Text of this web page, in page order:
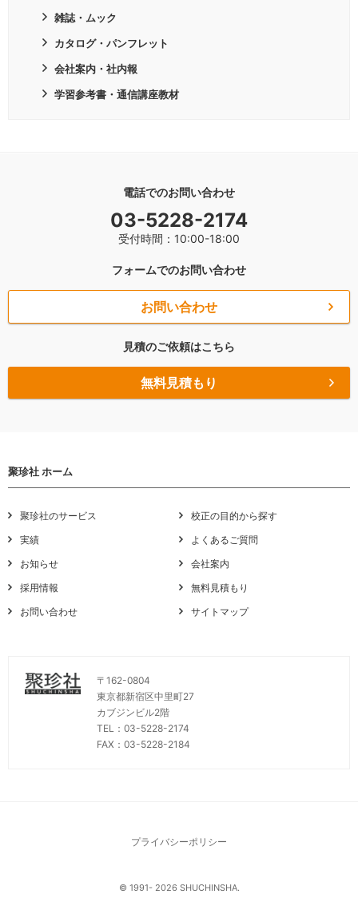
雑誌・ムック
カタログ・パンフレット
会社案内・社内報
学習参考書・通信講座教材
電話でのお問い合わせ
03-5228-2174
受付時間：10:00-18:00
フォームでのお問い合わせ
お問い合わせ
見積のご依頼はこちら
無料見積もり
聚珍社 ホーム
聚珍社のサービス
校正の目的から探す
実績
よくあるご質問
お知らせ
会社案内
採用情報
無料見積もり
お問い合わせ
サイトマップ
〒162-0804
東京都新宿区中里町27
カブジンビル2階
TEL：03-5228-2174
FAX：03-5228-2184
プライバシーポリシー
© 1991- 2026 SHUCHINSHA.